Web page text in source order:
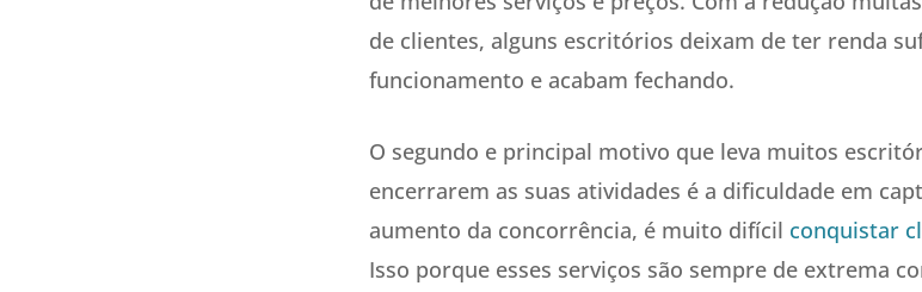
de clientes, alguns escritórios deixam de ter renda
funcionamento e acabam fechando.
O segundo e principal motivo que leva muitos
encerrarem as suas atividades é a dificuldade em
aumento da concorrência, é muito difícil conquistar
Isso porque esses serviços são sempre de extrema